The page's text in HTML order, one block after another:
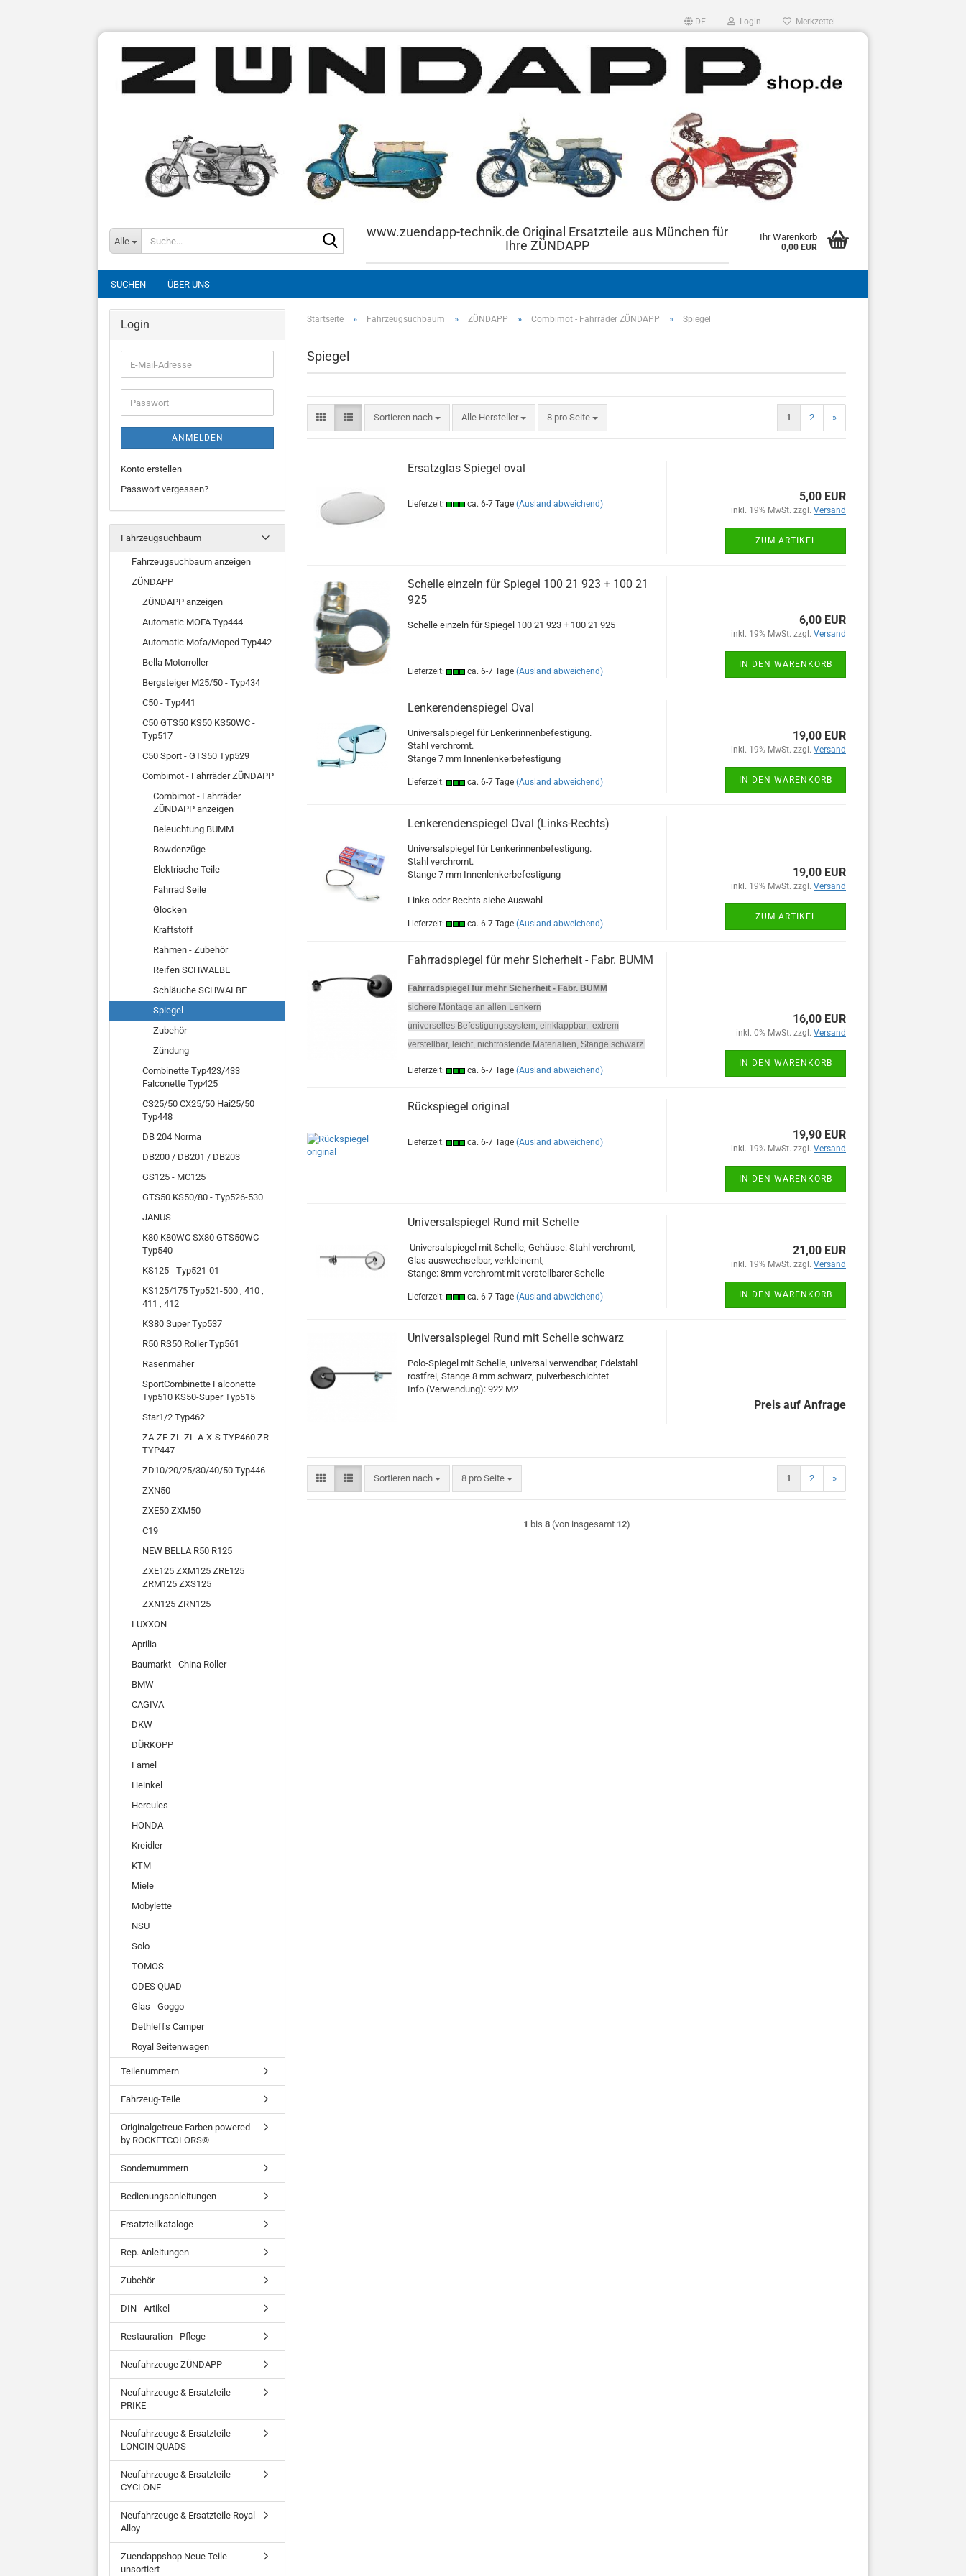
DE Login Merkzettel
Alle
Suche...www.zuendapp-technik.de Original Ersatzteile aus München für
Ihre ZÜNDAPP
Ihr Warenkorb
0,00 EUR
SUCHEN ÜBER UNS
Startseite » Fahrzeugsuchbaum » ZÜNDAPP » Combimot - Fahrräder ZÜNDAPP » Spiegel
Spiegel
Sortieren nach
Sortieren nach Alle Hersteller 8 pro Seite
pro Seite 1 2 »
Ersatzglas Spiegel oval
Lieferzeit: ca. 6-7 Tage (Ausland abweichend)
5,00 EUR
inkl. 19% MwSt. zzgl. Versand
ZUM ARTIKEL
Schelle einzeln für Spiegel 100 21 923 + 100 21
925
Schelle einzeln für Spiegel 100 21 923 + 100 21 925
Lieferzeit: ca. 6-7 Tage (Ausland abweichend)
6,00 EUR
inkl. 19% MwSt. zzgl. Versand
IN DEN WARENKORB
Lenkerendenspiegel Oval
Universalspiegel für Lenkerinnenbefestigung.
Stahl verchromt.
Stange 7 mm Innenlenkerbefestigung
Lieferzeit: ca. 6-7 Tage (Ausland abweichend)
19,00 EUR
inkl. 19% MwSt. zzgl. Versand
IN DEN WARENKORB
Lenkerendenspiegel Oval (Links-Rechts)
Universalspiegel für Lenkerinnenbefestigung.
Stahl verchromt.
Stange 7 mm Innenlenkerbefestigung
Links oder Rechts siehe Auswahl
Lieferzeit: ca. 6-7 Tage (Ausland abweichend)
19,00 EUR
inkl. 19% MwSt. zzgl. Versand
ZUM ARTIKEL
Fahrradspiegel für mehr Sicherheit - Fabr. BUMM
Fahrradspiegel für mehr Sicherheit - Fabr. BUMM
sichere Montage an allen Lenkern
universelles Befestigungssystem, einklappbar, extrem
verstellbar, leicht, nichtrostende Materialien, Stange schwarz.
Lieferzeit: ca. 6-7 Tage (Ausland abweichend)
16,00 EUR
inkl. 0% MwSt. zzgl. Versand
IN DEN WARENKORB
Rückspiegel original
Lieferzeit: ca. 6-7 Tage (Ausland abweichend)
19,90 EUR
inkl. 19% MwSt. zzgl. Versand
IN DEN WARENKORB
Universalspiegel Rund mit Schelle
Universalspiegel mit Schelle, Gehäuse: Stahl verchromt,
Glas auswechselbar, verkleinernt,
Stange: 8mm verchromt mit verstellbarer Schelle
Lieferzeit: ca. 6-7 Tage (Ausland abweichend)
21,00 EUR
inkl. 19% MwSt. zzgl. Versand
IN DEN WARENKORB
Universalspiegel Rund mit Schelle schwarz
Polo-Spiegel mit Schelle, universal verwendbar, Edelstahl
rostfrei, Stange 8 mm schwarz, pulverbeschichtet
Info (Verwendung): 922 M2
Preis auf Anfrage
Sortieren nach
Sortieren nach 8 pro Seite
pro Seite 1 2 »
1 bis 8(von insgesamt 12)
Login
E-
Mail-
Adresse
Passwort
ANMELDEN
Konto erstellen
Passwort vergessen?
Fahrzeugsuchbaum
Fahrzeugsuchbaum anzeigen
ZÜNDAPP
ZÜNDAPP anzeigen
Automatic MOFA Typ444
Automatic Mofa/Moped Typ442
Bella Motorroller
Bergsteiger M25/50 - Typ434
C50 - Typ441
C50 GTS50 KS50 KS50WC -
Typ517
C50 Sport - GTS50 Typ529
Combimot - Fahrräder ZÜNDAPP
Combimot - Fahrräder
ZÜNDAPP anzeigen
Beleuchtung BUMM
Bowdenzüge
Elektrische Teile
Fahrrad Seile
Glocken
Kraftstoff
Rahmen - Zubehör
Reifen SCHWALBE
Schläuche SCHWALBE
Spiegel
Zubehör
Zündung
Combinette Typ423/433
Falconette Typ425
CS25/50 CX25/50 Hai25/50
Typ448
DB 204 Norma
DB200 / DB201 / DB203
GS125 - MC125
GTS50 KS50/80 - Typ526-530
JANUS
K80 K80WC SX80 GTS50WC -
Typ540
KS125 - Typ521-01
KS125/175 Typ521-500 , 410 ,
411 , 412
KS80 Super Typ537
R50 RS50 Roller Typ561
Rasenmäher
SportCombinette Falconette
Typ510 KS50-Super Typ515
Star1/2 Typ462
ZA-ZE-ZL-ZL-A-X-S TYP460 ZR
TYP447
ZD10/20/25/30/40/50 Typ446
ZXN50
ZXE50 ZXM50
C19
NEW BELLA R50 R125
ZXE125 ZXM125 ZRE125
ZRM125 ZXS125
ZXN125 ZRN125
LUXXON
Aprilia
Baumarkt - China Roller
BMW
CAGIVA
DKW
DÜRKOPP
Famel
Heinkel
Hercules
HONDA
Kreidler
KTM
Miele
Mobylette
NSU
Solo
TOMOS
ODES QUAD
Glas - Goggo
Dethleffs Camper
Royal Seitenwagen
Teilenummern
Fahrzeug-Teile
Originalgetreue Farben powered
by ROCKETCOLORS©
Sondernummern
Bedienungsanleitungen
Ersatzteilkataloge
Rep. Anleitungen
Zubehör
DIN - Artikel
Restauration - Pflege
Neufahrzeuge ZÜNDAPP
Neufahrzeuge & Ersatzteile
PRIKE
Neufahrzeuge & Ersatzteile
LONCIN QUADS
Neufahrzeuge & Ersatzteile
CYCLONE
Neufahrzeuge & Ersatzteile Royal
Alloy
Zuendappshop Neue Teile
unsortiert